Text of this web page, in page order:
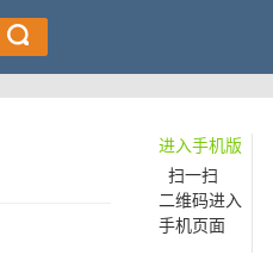
进入手机版
扫一扫
二维码进入
手机页面